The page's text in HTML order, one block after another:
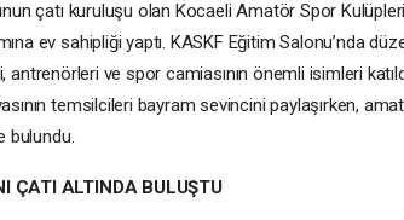
çatı kuruluşu olan Kocaeli Amatör Spor
ev sahipliği yaptı. KASKF Eğitim Salonu’nda
antrenörleri ve spor camiasının önemli isimleri
temsilcileri bayram sevincini paylaşırken,
bulundu.
ÇATI ALTINDA BULUŞTU